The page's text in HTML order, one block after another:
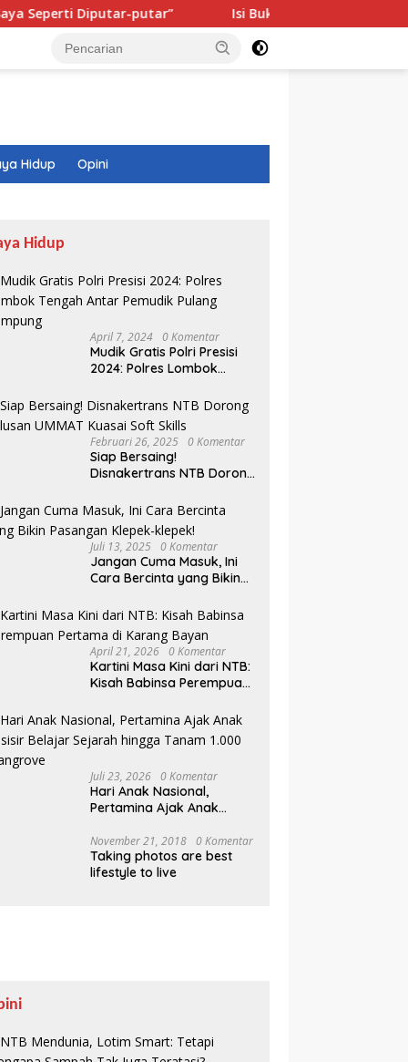
Diputar-putar” Isi Buku Pelajaran Akan Dirombak, Ini
Hidup Opini
Hidup
April 7, 2024 0 Komentar
Mudik Gratis Polri Presisi
2024: Polres Lombok
Pulang Kampung
Februari 26, 2025 0 Komentar
Siap Bersaing!
Disnakertrans NTB Dorong
Soft Skills
Juli 13, 2025 0 Komentar
Jangan Cuma Masuk, Ini
Cara Bercinta yang Bikin
April 21, 2026 0 Komentar
Kartini Masa Kini dari NTB:
Kisah Babinsa Perempuan
Juli 23, 2026 0 Komentar
Hari Anak Nasional,
Pertamina Ajak Anak
hingga Tanam 1.000
Mangrove
November 21, 2018 0 Komentar
Taking photos are best
lifestyle to live